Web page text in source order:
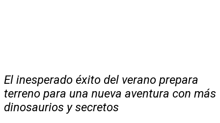
El inesperado éxito del verano prepara
terreno para una nueva aventura con más
dinosaurios y secretos